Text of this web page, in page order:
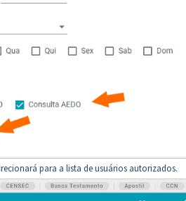
para a lista de usuários autorizados.